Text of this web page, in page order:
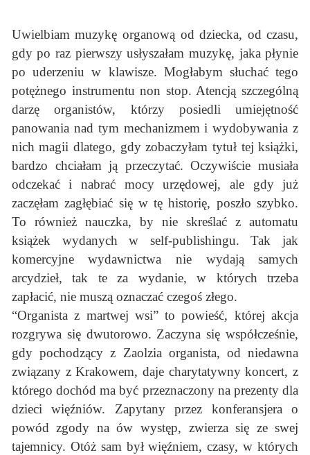
Uwielbiam muzykę organową od dziecka, od czasu,
gdy po raz pierwszy usłyszałam muzykę, jaka płynie
po uderzeniu w klawisze. Mogłabym słuchać tego
potężnego instrumentu non stop. Atencją szczególną
darzę organistów, którzy posiedli umiejętność
panowania nad tym mechanizmem i wydobywania z
nich magii dlatego, gdy zobaczyłam tytuł tej książki,
bardzo chciałam ją przeczytać. Oczywiście musiała
odczekać i nabrać mocy urzędowej, ale gdy już
zaczęłam zagłębiać się w tę historię, poszło szybko.
To również nauczka, by nie skreślać z automatu
książek wydanych w self-publishingu. Tak jak
komercyjne wydawnictwa nie wydają samych
arcydzieł, tak te za wydanie, w których trzeba
zapłacić, nie muszą oznaczać czegoś złego.
“Organista z martwej wsi” to powieść, której akcja
rozgrywa się dwutorowo. Zaczyna się współcześnie,
gdy pochodzący z Zaolzia organista, od niedawna
związany z Krakowem, daje charytatywny koncert, z
którego dochód ma być przeznaczony na prezenty dla
dzieci więźniów. Zapytany przez konferansjera o
powód zgody na ów występ, zwierza się ze swej
tajemnicy. Otóż sam był więźniem, czasy, w których